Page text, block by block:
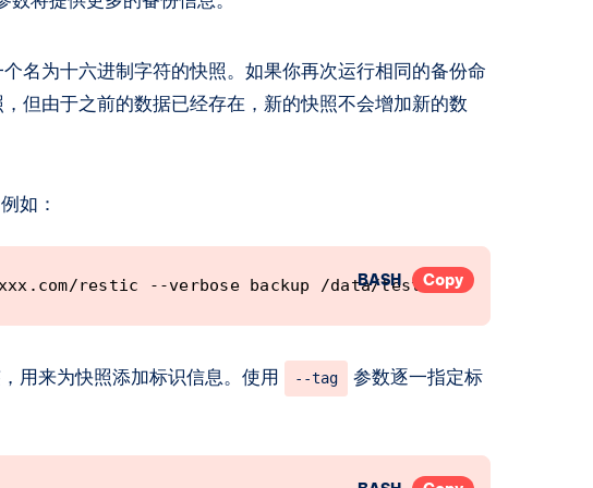
名为十六进制字符的快照。如果你再次运行相同的备份命
但由于之前的数据已经存在，新的快照不会增加新的数
如：
restic --verbose backup /data/test.txt
BASH Copy
用来为快照添加标识信息。使用 --tag
参数逐一指定标